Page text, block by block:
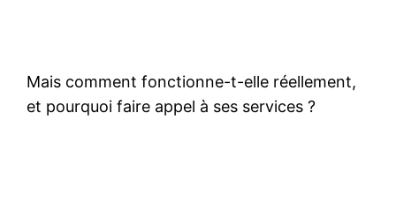
Mais comment fonctionne-t-elle réellement,
et pourquoi faire appel à ses services ?